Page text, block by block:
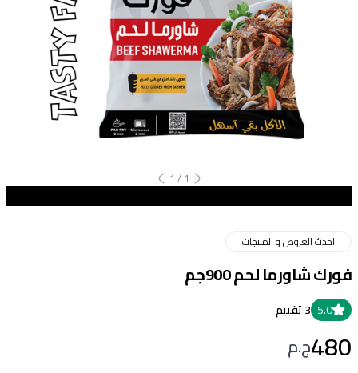
1
/
1
احدث العروض و المنتجات
فورك شاورما لحم 900جم
5.0
3تقييم
480ج.م